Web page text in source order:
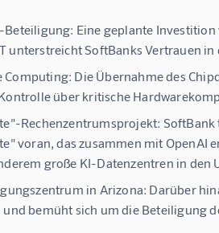
Beteiligung: Eine geplante
unterstreicht SoftBanks Vertrauen
Computing: Die Übernahme des
über kritische
Rechenzentrumsprojekt:
voran, das zusammen mit
große KI-Datenzentren in den
in Arizona: Darüber
bemüht sich um die Beteiligung